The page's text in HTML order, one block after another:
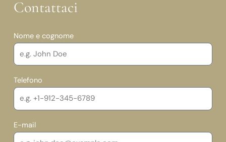
Contattaci
Nome e cognome
Telefono
E-mail